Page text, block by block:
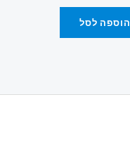
הוספה לסל